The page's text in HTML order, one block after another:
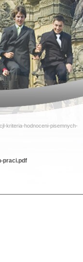
cjl-kriteria-hodnoceni-pisemnych-
praci.pdf